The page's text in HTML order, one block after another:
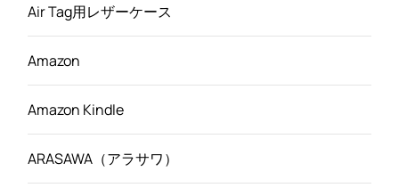
Air Tag用レザーケース
Amazon
Amazon Kindle
ARASAWA（アラサワ）